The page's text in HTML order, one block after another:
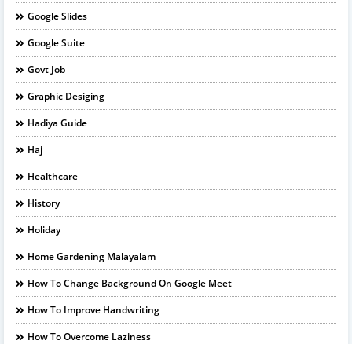
Google Slides
Google Suite
Govt Job
Graphic Desiging
Hadiya Guide
Haj
Healthcare
History
Holiday
Home Gardening Malayalam
How To Change Background On Google Meet
How To Improve Handwriting
How To Overcome Laziness